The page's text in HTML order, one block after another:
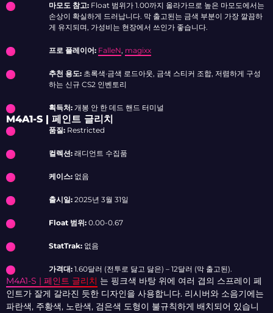
마모도 참고: Float 범위가 1.00까지 올라가므로 높은 마모도에서는
손상이 확실하게 드러납니다. 막 출고된는 금색 부분이 가장 깔끔하
게 유지되며, 가성비는 현장에서 쓰인가 좋습니다.
프로 플레이어: FalleN, magixx
추천 용도: 초록색·금색 로드아웃, 금색 스티커 조합, 저렴하게 구성
하는 신규 CS2 인벤토리
획득처: 개봉 안 한 데드 핸드 터미널
M4A1-S | 페인트 글리치
품질: Restricted
컬렉션: 래디언트 수집품
케이스: 없음
출시일: 2025년 3월 31일
Float 범위: 0.00-0.67
StatTrak: 없음
가격대: 1.60달러 (전투로 닳고 닳은) – 12달러 (막 출고된).
M4A1-S | 페인트 글리치 는 핑크색 바탕 위에 여러 겹의 스프레이 페
인트가 잘게 갈라진 듯한 디자인을 사용합니다. 리시버와 소음기에는
파란색, 주황색, 노란색, 검은색 도형이 불규칙하게 배치되어 있습니